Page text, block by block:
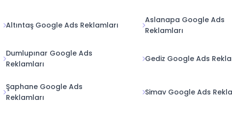
Altıntaş Google Ads Reklamları
Aslanapa Google Ads
Reklamları
Dumlupınar Google Ads
Reklamları
Gediz Google Ads
Şaphane Google Ads
Reklamları
Simav Google Ads